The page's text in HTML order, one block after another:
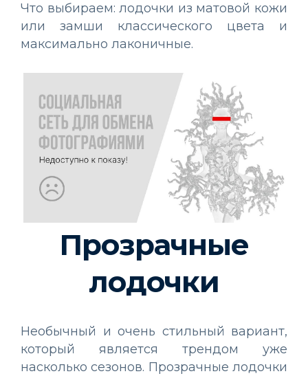
Что выбираем: лодочки из матовой кожи
или замши классического цвета и
максимально лаконичные.
Прозрачные
лодочки
Необычный и очень стильный вариант,
который является трендом уже
насколько сезонов. Прозрачные лодочки